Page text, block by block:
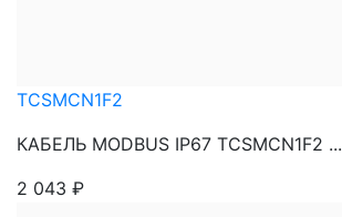
TCSMCN1F2
КАБЕЛЬ MODBUS IP67 TCSMCN1F2 ...
2 043 ₽